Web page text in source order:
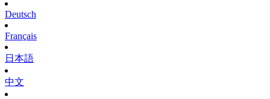
Deutsch
Français
日本語
中文